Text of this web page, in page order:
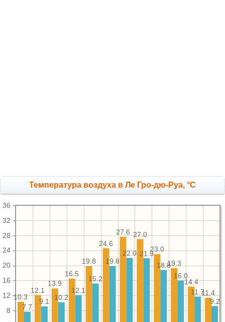
Температура воздуха в Ле Гро-дю-Руа, °C
8
12
16
20
24
28
32
36
11.4
14.4
19.3
23.0
27.0
27.6
24.6
19.8
16.5
13.9
12.1
10.3
9.2
11.7
16.0
18.8
21.9
22.0
19.8
15.2
12.1
10.2
9.1
7.7